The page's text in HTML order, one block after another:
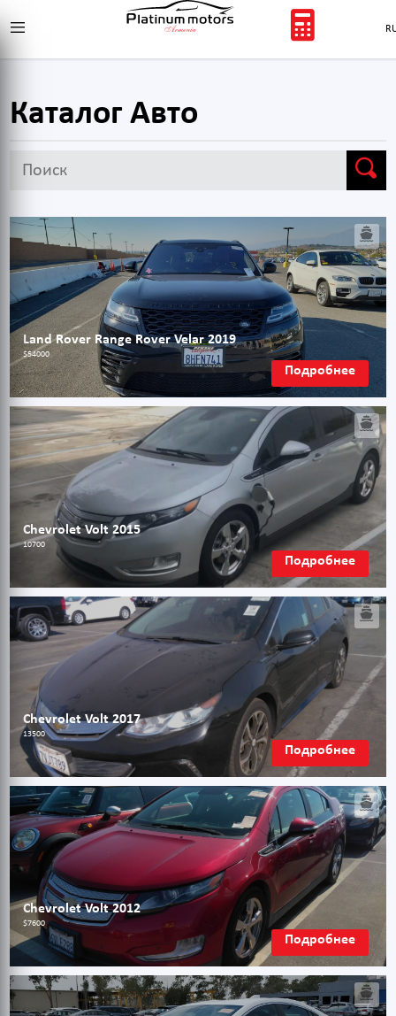
Каталог Авто
Land Rover Range Rover Velar 2019
$54000
Подробнее
Chevrolet Volt 2015
10700
Подробнее
Chevrolet Volt 2017
13500
Подробнее
Chevrolet Volt 2012
$7600
Подробнее